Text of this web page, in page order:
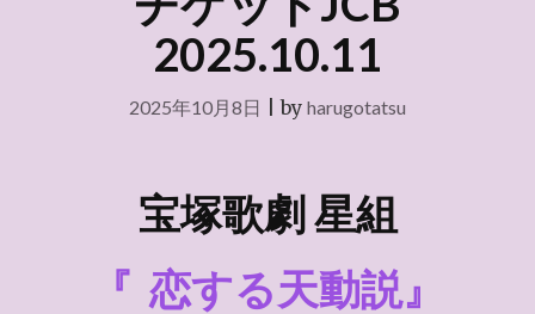
2025.10.11
2025年10月8日 |by harugotatsu
宝塚歌劇 星組
『 恋する天動説』